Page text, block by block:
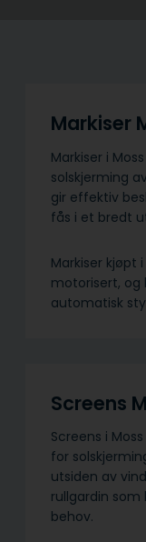
Markiser
Markiser i
solskjerming
gir effektiv
fås i et bredt
Markiser kjøpt
motorisert, og
automatisk
Screens
Screens i
for
utsiden av
rullgardin
behov.